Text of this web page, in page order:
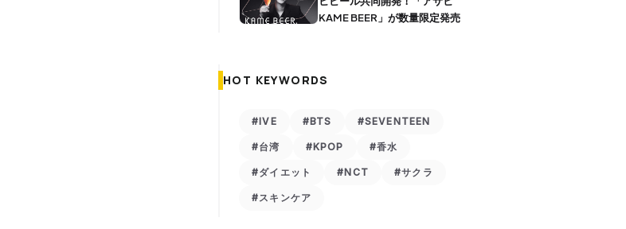
KAME BEER」が数量限定発売
HOT KEYWORDS
#IVE #BTS #SEVENTEEN
#台湾 #KPOP #香水
#ダイエット #NCT #サクラ
#スキンケア